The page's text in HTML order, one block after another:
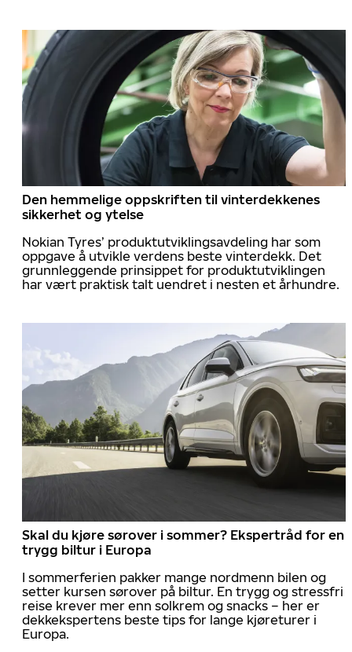
Den hemmelige oppskriften til vinterdekkenes
sikkerhet og ytelse
Nokian Tyres’ produktutviklingsavdeling har som
oppgave å utvikle verdens beste vinterdekk. Det
grunnleggende prinsippet for produktutviklingen
har vært praktisk talt uendret i nesten et århundre.
Skal du kjøre sørover i sommer? Ekspertråd for en
trygg biltur i Europa
I sommerferien pakker mange nordmenn bilen og
setter kursen sørover på biltur. En trygg og stressfri
reise krever mer enn solkrem og snacks – her er
dekkekspertens beste tips for lange kjøreturer i
Europa.